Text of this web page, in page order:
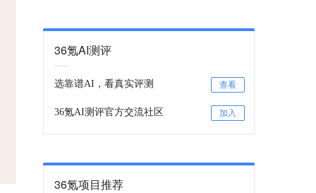
36氪AI测评
选靠谱AI，看真实评测 查看
36氪AI测评官方交流社区 加入
36氪项目推荐